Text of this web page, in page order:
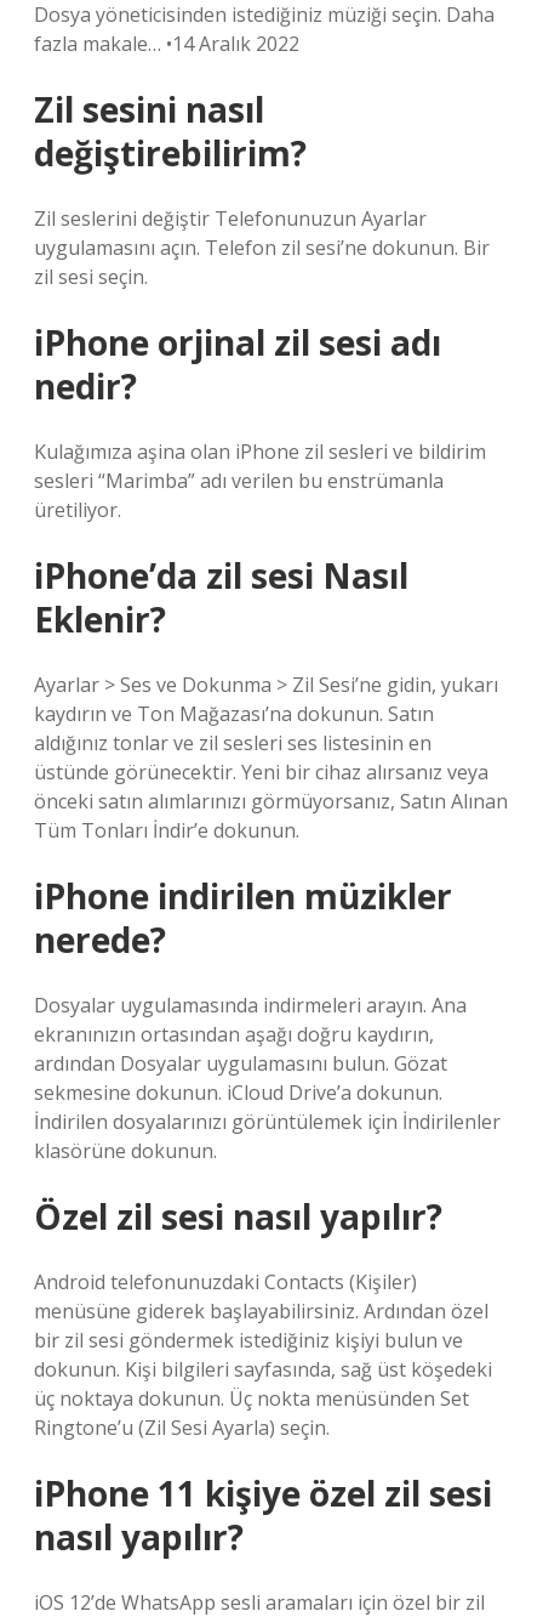
Dosya yöneticisinden istediğiniz müziği seçin. Daha
fazla makale… •14 Aralık 2022
Zil sesini nasıl
değiştirebilirim?
Zil seslerini değiştir Telefonunuzun Ayarlar
uygulamasını açın. Telefon zil sesi’ne dokunun. Bir
zil sesi seçin.
iPhone orjinal zil sesi adı
nedir?
Kulağımıza aşina olan iPhone zil sesleri ve bildirim
sesleri “Marimba” adı verilen bu enstrümanla
üretiliyor.
iPhone’da zil sesi Nasıl
Eklenir?
Ayarlar > Ses ve Dokunma > Zil Sesi’ne gidin, yukarı
kaydırın ve Ton Mağazası’na dokunun. Satın
aldığınız tonlar ve zil sesleri ses listesinin en
üstünde görünecektir. Yeni bir cihaz alırsanız veya
önceki satın alımlarınızı görmüyorsanız, Satın Alınan
Tüm Tonları İndir’e dokunun.
iPhone indirilen müzikler
nerede?
Dosyalar uygulamasında indirmeleri arayın. Ana
ekranınızın ortasından aşağı doğru kaydırın,
ardından Dosyalar uygulamasını bulun. Gözat
sekmesine dokunun. iCloud Drive’a dokunun.
İndirilen dosyalarınızı görüntülemek için İndirilenler
klasörüne dokunun.
Özel zil sesi nasıl yapılır?
Android telefonunuzdaki Contacts (Kişiler)
menüsüne giderek başlayabilirsiniz. Ardından özel
bir zil sesi göndermek istediğiniz kişiyi bulun ve
dokunun. Kişi bilgileri sayfasında, sağ üst köşedeki
üç noktaya dokunun. Üç nokta menüsünden Set
Ringtone’u (Zil Sesi Ayarla) seçin.
iPhone 11 kişiye özel zil sesi
nasıl yapılır?
iOS 12’de WhatsApp sesli aramaları için özel bir zil